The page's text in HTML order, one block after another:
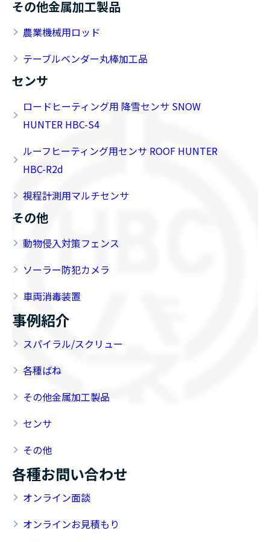
その他金属加工製品
農業機械用ロッド
テーブルベンダー丸棒加工品
センサ
ロードヒーティング用 降雪センサ SNOW
HUNTER HBC-S4
ルーフヒーティング用センサ ROOF HUNTER
HBC-R2d
視程計測用マルチセンサ
その他
動物侵入対策フェンス
ソーラー防犯カメラ
車両消毒装置
事例紹介
スパイラル/スクリュー
各種ばね
その他金属加工製品
センサ
その他
各種お問い合わせ
オンライン面談
オンラインお見積もり